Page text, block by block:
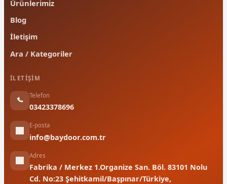
Ürünlerimiz
Blog
İletişim
Ara / Kategoriler
İLETIŞIM
Telefon
03423378696
E-posta
info@baydoor.com.tr
Adres
Fabrika / Merkez 1.Organize San. Böl. 83101 Nolu
Cd. No:23 Şehitkamil/Başpınar/Türkiye,